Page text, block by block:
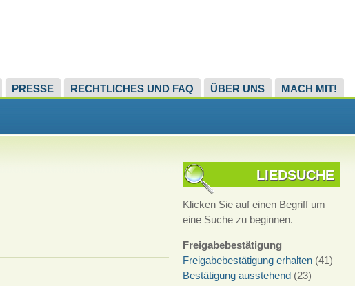
PRESSE RECHTLICHES UND FAQ ÜBER UNS MACH MIT!
LIEDSUCHE
Klicken Sie auf einen Begriff um
eine Suche zu beginnen.
Freigabebestätigung
Freigabebestätigung erhalten (41)
Bestätigung ausstehend (23)